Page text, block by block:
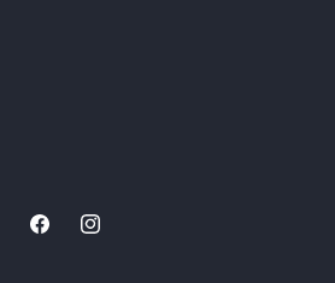
FacebookInstagram